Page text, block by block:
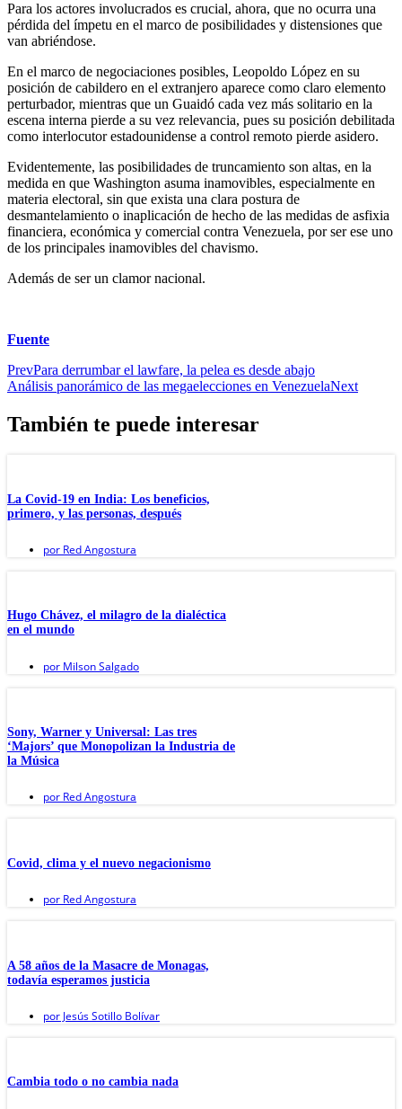
Para los actores involucrados es crucial, ahora, que no ocurra una
pérdida del ímpetu en el marco de posibilidades y distensiones que
van abriéndose.
En el marco de negociaciones posibles, Leopoldo López en su
posición de cabildero en el extranjero aparece como claro elemento
perturbador, mientras que un Guaidó cada vez más solitario en la
escena interna pierde a su vez relevancia, pues su posición debilitada
como interlocutor estadounidense a control remoto pierde asidero.
Evidentemente, las posibilidades de truncamiento son altas, en la
medida en que Washington asuma inamovibles, especialmente en
materia electoral, sin que exista una clara postura de
desmantelamiento o inaplicación de hecho de las medidas de asfixia
financiera, económica y comercial contra Venezuela, por ser ese uno
de los principales inamovibles del chavismo.
Además de ser un clamor nacional.
Fuente
PrevPara derrumbar el lawfare, la pelea es desde abajo
Análisis panorámico de las megaelecciones en VenezuelaNext
También te puede interesar
La Covid-19 en India: Los beneficios,
primero, y las personas, después
por Red Angostura
Hugo Chávez, el milagro de la dialéctica
en el mundo
por Milson Salgado
Sony, Warner y Universal: Las tres
‘Majors’ que Monopolizan la Industria de
la Música
por Red Angostura
Covid, clima y el nuevo negacionismo
por Red Angostura
A 58 años de la Masacre de Monagas,
todavía esperamos justicia
por Jesús Sotillo Bolívar
Cambia todo o no cambia nada